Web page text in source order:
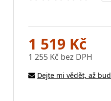
1 519 Kč
1 255 Kč bez DPH
Dejte mi vědět, až